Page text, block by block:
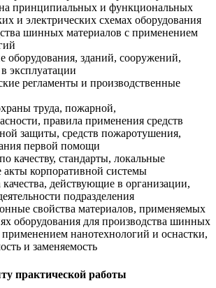
на принципиальных и функциональных
и электрических схемах оборудования
шинных материалов с применением
оборудования, зданий, сооружений,
эксплуатации
регламенты и производственные
труда, пожарной,
правила применения средств
защиты, средств пожаротушения,
первой помощи
качеству, стандарты, локальные
корпоративной системы
действующие в организации,
подразделения
свойства материалов, применяемых
оборудования для производства шинных
применением нанотехнологий и оснастки,
и заменяемость
практической работы